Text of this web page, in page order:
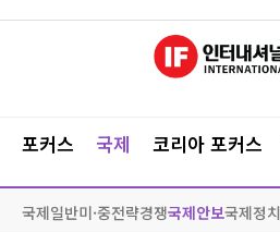
포커스 국제 코리아 포커스
국제일반미·중전략경쟁국제안보국제정치